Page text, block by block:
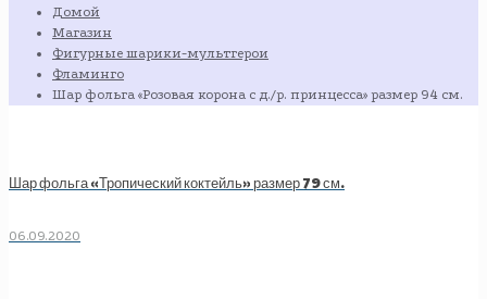
Домой
Магазин
Фигурные шарики-мультгерои
Фламинго
Шар фольга «Розовая корона с д./р. принцесса» размер 94 см.
Шар фольга «Тропический коктейль» размер 79 см.
06.09.2020